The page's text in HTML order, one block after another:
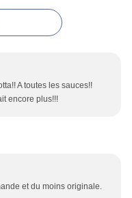
A toutes les sauces!!
encore plus!!!
et du moins originale.